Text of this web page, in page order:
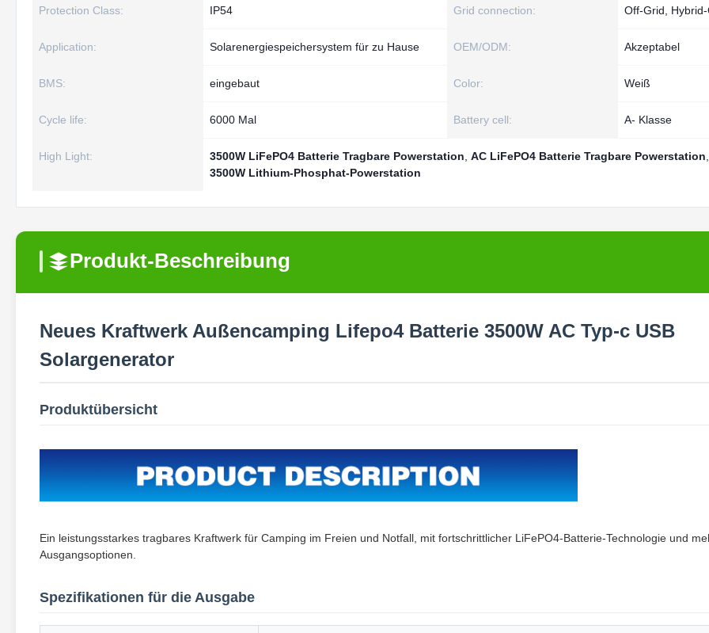
Protection Class: IP54 Grid connection: Off-Grid,
Application: Solarenergiespeichersystem für zu Hause OEM/ODM: Akzeptabel
BMS: eingebaut Color: Weiß
Cycle life: 6000 Mal Battery cell: A- Klasse
High Light: 3500W LiFePO4 Batterie Tragbare Powerstation AC LiFePO4 Batterie Tragbare Powerstation
3500W Lithium-Phosphat-Powerstation
Produkt-Beschreibung
Neues Kraftwerk Außencamping Lifepo4 Batterie 3500W AC Typ-c USB
Solargenerator
Produktübersicht
Ein leistungsstarkes tragbares Kraftwerk für Camping im Freien und Notfall, mit fortschrittlicher LiFePO4-Batterie-Technologie und
Ausgangsoptionen.
Spezifikationen für die Ausgabe